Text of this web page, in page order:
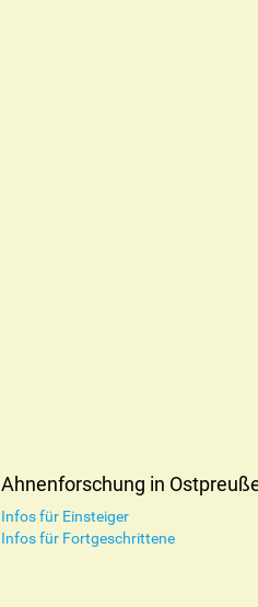
Ahnenforschung in
Infos für Einsteiger
Infos für Fortgeschrittene